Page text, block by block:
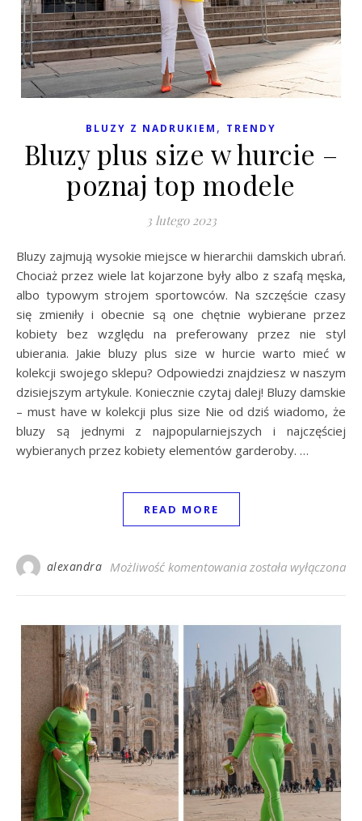
BLUZY Z NADRUKIEM , TRENDY
Bluzy plus size w hurcie –
poznaj top modele
3 lutego 2023
Bluzy zajmują wysokie miejsce w hierarchii damskich ubrań.
Chociaż przez wiele lat kojarzone były albo z szafą męska,
albo typowym strojem sportowców. Na szczęście czasy
się zmieniły i obecnie są one chętnie wybierane przez
kobiety bez względu na preferowany przez nie styl
ubierania. Jakie bluzy plus size w hurcie warto mieć w
kolekcji swojego sklepu? Odpowiedzi znajdziesz w naszym
dzisiejszym artykule. Koniecznie czytaj dalej! Bluzy damskie
– must have w kolekcji plus size Nie od dziś wiadomo, że
bluzy są jednymi z najpopularniejszych i najczęściej
wybieranych przez kobiety elementów garderoby. …
READ MORE
alexandra Możliwość komentowania Bluzy plus size w
została wyłączona